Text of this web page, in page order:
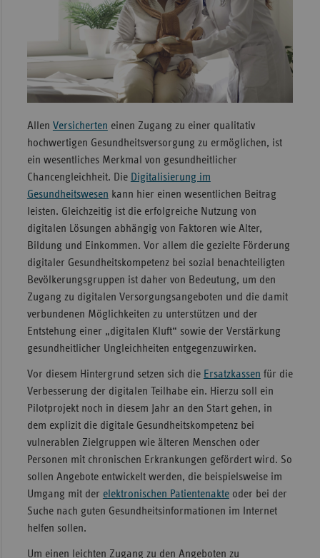
Allen Versicherten einen Zugang zu einer qualitativ
hochwertigen Gesundheitsversorgung zu ermöglichen, ist
ein wesentliches Merkmal von gesundheitlicher
Chancengleichheit. Die Digitalisierung im
Gesundheitswesen kann hier einen wesentlichen Beitrag
leisten. Gleichzeitig ist die erfolgreiche Nutzung von
digitalen Lösungen abhängig von Faktoren wie Alter,
Bildung und Einkommen. Vor allem die gezielte Förderung
digitaler Gesundheitskompetenz bei sozial benachteiligten
Bevölkerungsgruppen ist daher von Bedeutung, um den
Zugang zu digitalen Versorgungsangeboten und die damit
verbundenen Möglichkeiten zu unterstützen und der
Entstehung einer „digitalen Kluft“ sowie der Verstärkung
gesundheitlicher Ungleichheiten entgegenzuwirken.
Vor diesem Hintergrund setzen sich die Ersatzkassen für die
Verbesserung der digitalen Teilhabe ein. Hierzu soll ein
Pilotprojekt noch in diesem Jahr an den Start gehen, in
dem explizit die digitale Gesundheitskompetenz bei
vulnerablen Zielgruppen wie älteren Menschen oder
Personen mit chronischen Erkrankungen gefördert wird. So
sollen Angebote entwickelt werden, die beispielsweise im
Umgang mit der elektronischen Patientenakteoder bei der
Suche nach guten Gesundheitsinformationen im Internet
helfen sollen.
Um einen leichten Zugang zu den Angeboten zu